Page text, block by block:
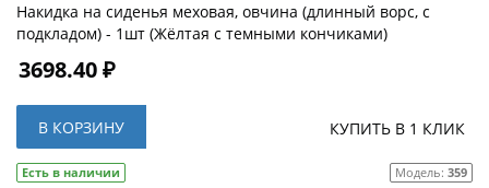
Накидка на сиденья меховая, овчина (длинный ворс, с
подкладом) - 1шт (Жёлтая с темными кончиками)
3698.40 ₽
В КОРЗИНУ КУПИТЬ В 1 КЛИК
Есть в наличии Модель: 359